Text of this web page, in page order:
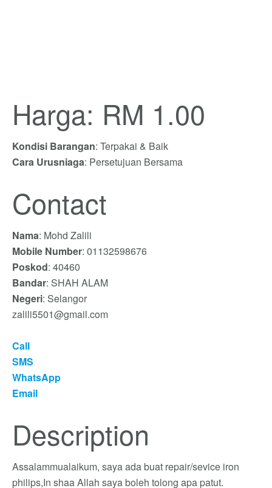
Harga: RM 1.00
Kondisi Barangan: Terpakai & Baik
Cara Urusniaga: Persetujuan Bersama
Contact
Nama: Mohd Zalili
Mobile Number: 01132598676
Poskod: 40460
Bandar: SHAH ALAM
Negeri: Selangor
zalili5501@gmail.com
Call
SMS
WhatsApp
Email
Description
Assalammualaikum, saya ada buat repair/sevice iron
philips,In shaa Allah saya boleh tolong apa patut.